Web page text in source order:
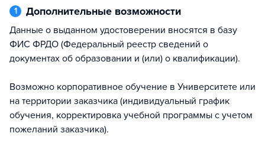
1 Дополнительные возможности
Данные о выданном удостоверении вносятся в базу
ФИС ФРДО (Федеральный реестр сведений о
документах об образовании и (или) о квалификации).
Возможно корпоративное обучение в Университете или
на территории заказчика (индивидуальный график
обучения, корректировка учебной программы с учетом
пожеланий заказчика).